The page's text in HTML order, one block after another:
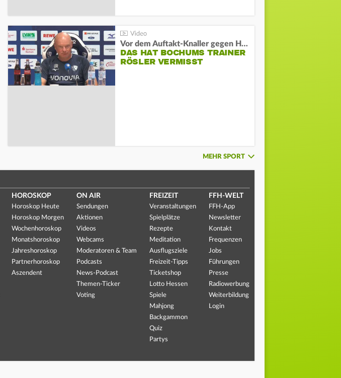
Vor dem Auftakt-Knaller gegen Hertha:
DAS HAT BOCHUMS TRAINER
RÖSLER VERMISST
MEHR SPORT
HOROSKOP
Horoskop Heute
Horoskop Morgen
Wochenhoroskop
Monatshoroskop
Jahreshoroskop
Partnerhoroskop
Aszendent
ON AIR
Sendungen
Aktionen
Videos
Webcams
Moderatoren & Team
Podcasts
News-Podcast
Themen-Ticker
Voting
FREIZEIT
Veranstaltungen
Spielplätze
Rezepte
Meditation
Ausflugsziele
Freizeit-Tipps
Ticketshop
Lotto Hessen
Spiele
Mahjong
Backgammon
Quiz
Partys
FFH-WELT
FFH-App
Newsletter
Kontakt
Frequenzen
Jobs
Führungen
Presse
Radiowerbung
Weiterbildung
Login